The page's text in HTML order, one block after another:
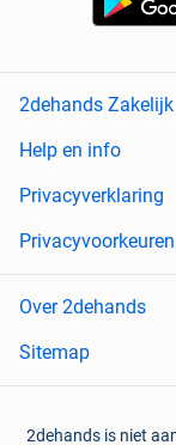
2dehands Zakelijk
Help en info
Privacyverklaring
Privacyvoorkeuren
Over 2dehands
Sitemap
2dehands is niet